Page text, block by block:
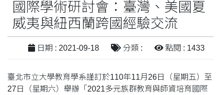
國際學術研討會：臺灣、美國夏
威夷與紐西蘭跨國經驗交流
日期 : 2021-09-18 分類 : 點閱 : 1433
臺北市立大學教育學系謹訂於110年11月26日（星期五）至
27日（星期六）舉辦「2021多元族群教育與師資培育國際